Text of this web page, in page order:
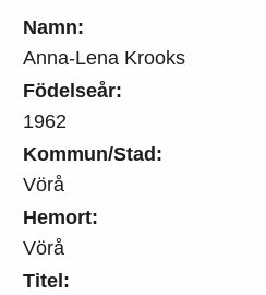
Namn:
Anna-Lena Krooks
Födelseår:
1962
Kommun/Stad:
Vörå
Hemort:
Vörå
Titel: